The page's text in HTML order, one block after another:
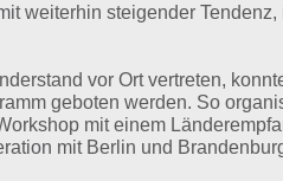
weiterhin steigender
vor Ort vertreten,
geboten werden. So
mit einem
mit Berlin und